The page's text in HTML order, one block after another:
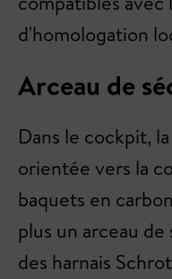
d'homologation
Arceau de
Dans le cockpit,
orientée vers la
baquets en
plus un arceau
des harnais